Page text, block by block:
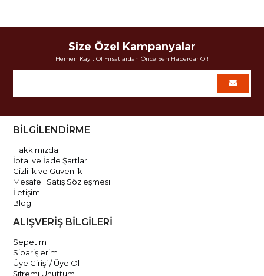
Size Özel Kampanyalar
Hemen Kayıt Ol Fırsatlardan Önce Sen Haberdar Ol!
BİLGİLENDİRME
Hakkımızda
İptal ve İade Şartları
Gizlilik ve Güvenlik
Mesafeli Satış Sözleşmesi
İletişim
Blog
ALIŞVERİŞ BİLGİLERİ
Sepetim
Siparişlerim
Üye Girişi / Üye Ol
Şifremi Unuttum